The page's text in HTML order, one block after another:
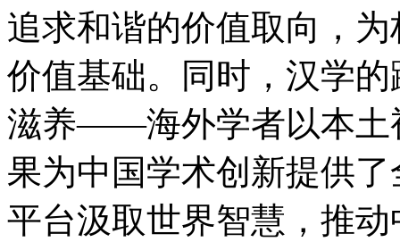
追求和谐的价值取向，
价值基础。同时，汉学
滋养——海外学者以本土
果为中国学术创新提供
平台汲取世界智慧，推